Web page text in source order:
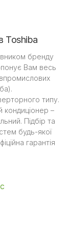
Toshiba
бренду
Вам весь
типу.
–
Підбір та
будь-якої
гарантія